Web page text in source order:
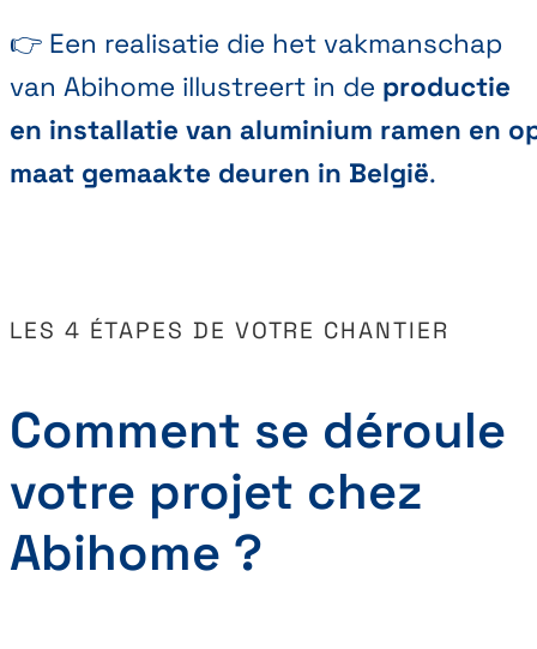
👉 Een realisatie die het vakmanschap
van Abihome illustreert in de productie
en installatie van aluminium ramen en
maat gemaakte deuren in België.
LES 4 ÉTAPES DE VOTRE CHANTIER
Comment se déroule
votre projet chez
Abihome ?